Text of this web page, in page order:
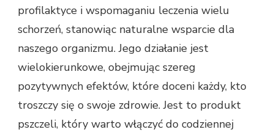
profilaktyce i wspomaganiu leczenia wielu
schorzeń, stanowiąc naturalne wsparcie dla
naszego organizmu. Jego działanie jest
wielokierunkowe, obejmując szereg
pozytywnych efektów, które doceni każdy, kto
troszczy się o swoje zdrowie. Jest to produkt
pszczeli, który warto włączyć do codziennej